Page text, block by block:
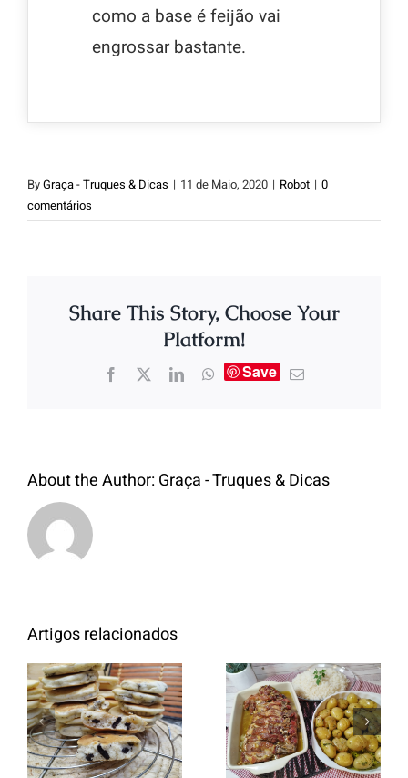
como a base é feijão vai
engrossar bastante.
ByGraça - Truques & Dicas | 11 de Maio, 2020 | Robot | 0
comentários
Share This Story, Choose Your
Platform!
Save
About the Author:Graça - Truques & Dicas
Artigos relacionados
Panquecas
com Oreo
Entrecosto
italiano c/
batata a
murro e